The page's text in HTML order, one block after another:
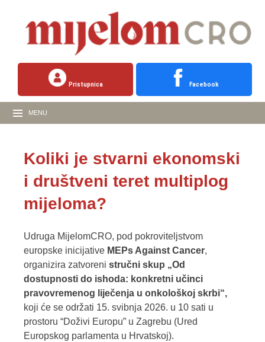
Pristupnica Facebook
MENU
Koliki je stvarni ekonomski
i društveni teret multiplog
mijeloma?
Udruga MijelomCRO, pod pokroviteljstvom
europske inicijative MEPs Against Cancer,
organizira zatvoreni stručni skup „Od
dostupnosti do ishoda: konkretni učinci
pravovremenog liječenja u onkološkoj skrbi“,
koji će se održati 15. svibnja 2026. u 10 sati u
prostoru “Doživi Europu” u Zagrebu (Ured
Europskog parlamenta u Hrvatskoj).